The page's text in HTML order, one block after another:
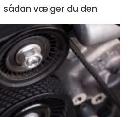
sådan vælger du den